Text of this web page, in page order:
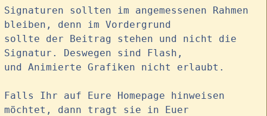
Signaturen sollten im angemessenen Rahmen
bleiben, denn im Vordergrund
sollte der Beitrag stehen und nicht die
Signatur. Deswegen sind Flash,
und Animierte Grafiken nicht erlaubt.
Falls Ihr auf Eure Homepage hinweisen
möchtet, dann tragt sie in Euer